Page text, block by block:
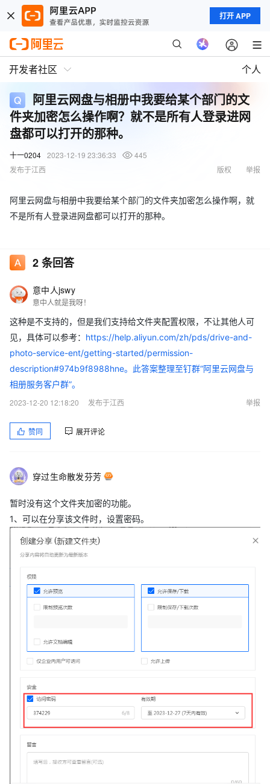
打开 APP
开发者社区 个人
阿里云网盘与相册中我要给某个部门的文
件夹加密怎么操作啊？就不是所有人登录进网
盘都可以打开的那种。
十一0204 2023-12-19 23:36:33
445
发布于江西
举报
版权
阿里云网盘与相册中我要给某个部门的文件夹加密怎么操作啊，就
不是所有人登录进网盘都可以打开的那种。
2条回答
意中人jswy
意中人就是我呀！
这种是不支持的，但是我们支持给文件夹配置权限，不让其他人可
见，具体可以参考： https://help.aliyun.com/zh/pds/drive-and-
photo-service-ent/getting-started/permission-
description#974b9f8988hne。此答案整理至钉群“阿里云网盘与
相册服务客户群”。
2023-12-20 12:18:20
发布于江西 举报
赞同 展开评论
穿过生命散发芬芳
暂时没有这个文件夹加密的功能。
1、可以在分享该文件时，设置密码。